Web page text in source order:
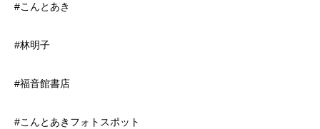
#こんとあき
#林明子
#福音館書店
#こんとあきフォトスポット